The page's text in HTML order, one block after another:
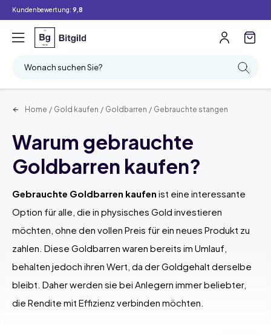
Kundenbewertung: 9,8
Wonach suchen Sie?
Filter
Home / Gold kaufen / Goldbarren / Gebrauchte stangen
Warum gebrauchte
Goldbarren kaufen?
Gebrauchte Goldbarren kaufen ist eine interessante
Option für alle, die in physisches Gold investieren
möchten, ohne den vollen Preis für ein neues Produkt zu
zahlen. Diese Goldbarren waren bereits im Umlauf,
behalten jedoch ihren Wert, da der Goldgehalt derselbe
bleibt. Daher werden sie bei Anlegern immer beliebter,
die Rendite mit Effizienz verbinden möchten.